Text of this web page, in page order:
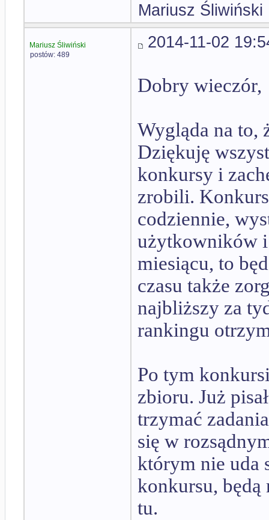
Mariusz Śliwiński
Mariusz Śliwiński
postów: 489
2014-11-02
Dobry wieczór,
Wygląda na to,
Dziękuję
konkursy i
zrobili.
codziennie,
użytkowników
miesiącu, to
czasu także
najbliższy za
rankingu
Po tym
zbioru. Już
trzymać
się w
którym nie uda
konkursu, będą
tu.